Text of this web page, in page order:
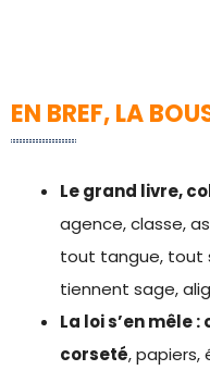
EN BREF, LA
Le grand livre,
agence, classe,
tout tangue, tout
tiennent sage,
La loi s’en
corseté, papiers,